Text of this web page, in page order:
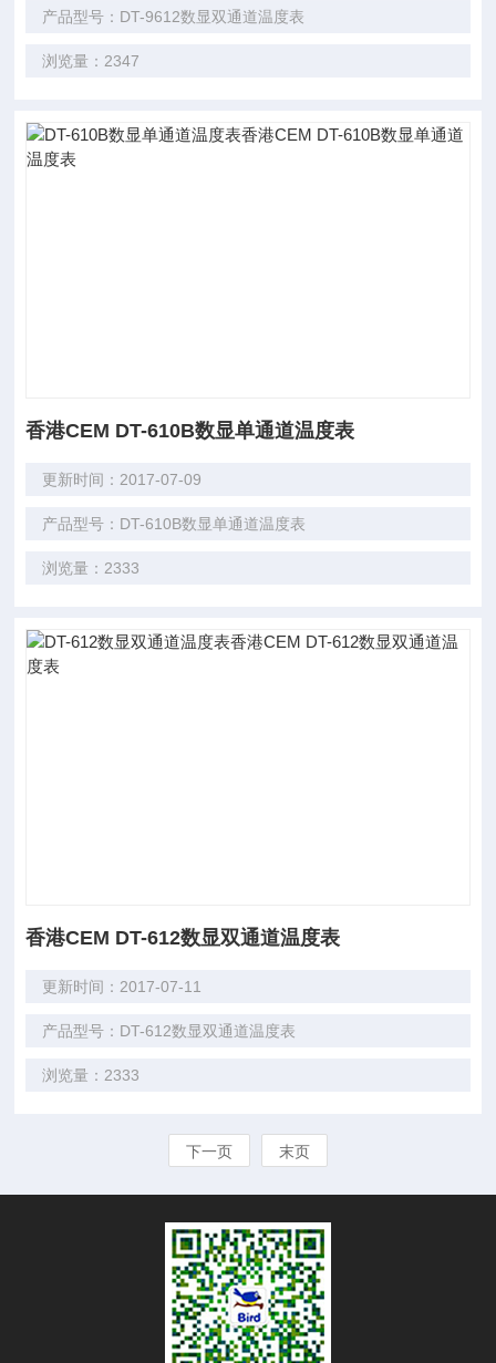
产品型号：DT-9612数显双通道温度表
浏览量：2347
香港CEM DT-610B数显单通道温度表
更新时间：2017-07-09
产品型号：DT-610B数显单通道温度表
浏览量：2333
香港CEM DT-612数显双通道温度表
更新时间：2017-07-11
产品型号：DT-612数显双通道温度表
浏览量：2333
下一页 末页